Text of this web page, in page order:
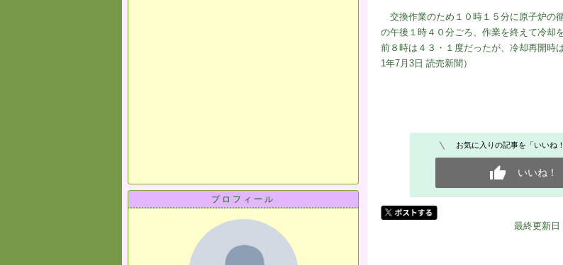
プロフィール
交換作業のため１０時１５分に原子炉の
の午後１時４０分ごろ、作業を終えて冷却
前８時は４３・１度だったが、冷却再開時
1年7月3日 読売新聞）
お気に入りの記事を「いいね
いいね！
最終更新